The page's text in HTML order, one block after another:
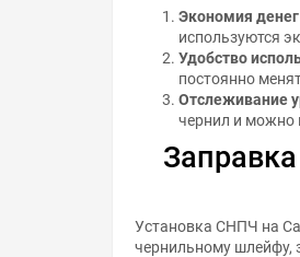
Экономия
используются
Удобство
постоянно
Отслеживание
чернил и можно
Установка СНПЧ на
чернильному шлейфу,